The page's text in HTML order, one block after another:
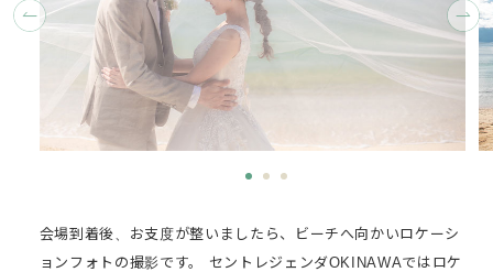
会場到着後、お支度が整いましたら、ビーチへ向かいロケーシ
ョンフォトの撮影です。
セントレジェンダOKINAWAではロケ